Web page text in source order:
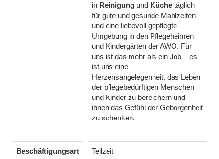
in Reinigung und Küche täglich
für gute und gesunde Mahlzeiten
und eine liebevoll gepflegte
Umgebung in den Pflegeheimen
und Kindergärten der AWO. Für
uns ist das mehr als ein Job – es
ist uns eine
Herzensangelegenheit, das Leben
der pflegebedürftigen Menschen
und Kinder zu bereichern und
ihnen das Gefühl der Geborgenheit
zu schenken.
Beschäftigungsart Teilzeit